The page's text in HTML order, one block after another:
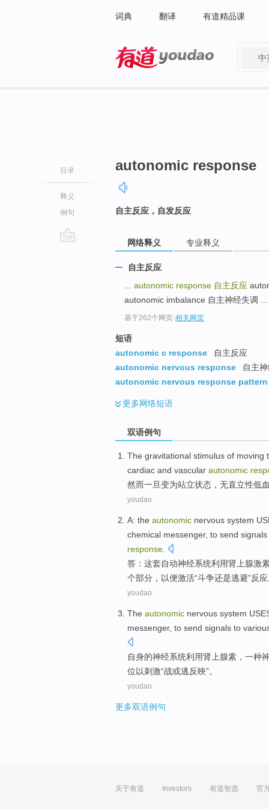
词典 翻译 有道精品课
中
目录
释义
例句
autonomic response
自主反应，自发反应
网络释义 专业释义
自主反应
autonomic response 自主反应
autonomic imbalance 自主神经失调 ...
基于262个网页-相关网页
短语
autonomic c response
自主反应
autonomic nervous response
自主
autonomic nervous response pattern
更多网络短语
双语例句
The gravitational stimulus of moving
cardiac and vascular autonomic
然而一旦变为站立状态 ， 无直立性低
youdao
A: the autonomic nervous system
chemical messenger, to send signals
response
答 ： 这套自动神经系统利用肾上腺激
个部分 ，以便激活“斗争还是逃避”反
youdao
The autonomic nervous system
messenger, to send signals to
自身的神经系统利用肾上腺素， 一种
位以刺激“战或逃反映”。
youdao
更多双语例句
关于有道 Investors 有道智选 官